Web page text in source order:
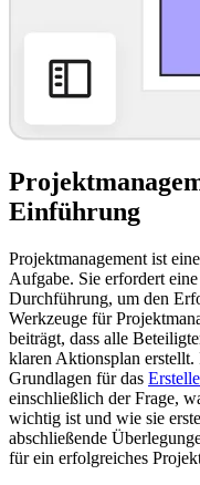
Einführung
Projektmanagement ist
Aufgabe. Sie erfordert
Durchführung, um den
Werkzeuge für
beiträgt, dass alle
klaren Aktionsplan
Grundlagen für das
einschließlich der Frage,
wichtig ist und wie sie
abschließende
für ein erfolgreiches